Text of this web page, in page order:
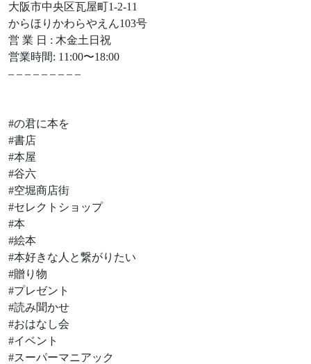
大阪市中央区瓦屋町1-2-11
からほりかわらやえん103号
営 業 日 : 木金土日祝
営業時間: 11:00〜18:00
– – – – – – – – –
#の君に本を
#書店
#本屋
#谷六
#空堀商店街
#セレクトショップ
#本
#絵本
#本好きな人と繋がりたい
#贈り物
#プレゼント
#読み聞かせ
#おはなし会
#イベント
#スーパーマニアック